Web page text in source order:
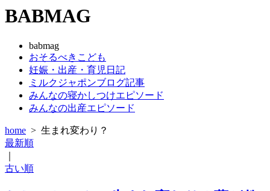
BABMAG
babmag
おそるべきこども
妊娠・出産・育児日記
ミルクジャポンブログ記事
みんなの寝かしつけエピソード
みんなの出産エピソード
home > 生まれ変わり？
最新順
古い順